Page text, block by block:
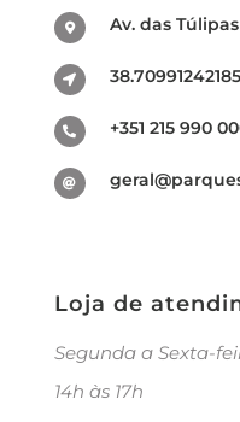
Av. das Túlipas
+351 215 990
Loja de
Segunda a Sexta-
14h às 17h